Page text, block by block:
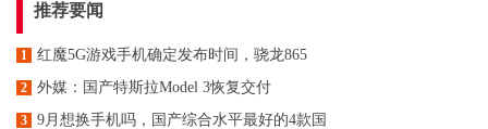
推荐要闻
1 红魔5G游戏手机确定发布时间，骁龙865
2 外媒：国产特斯拉Model 3恢复交付
3 9月想换手机吗，国产综合水平最好的4款国